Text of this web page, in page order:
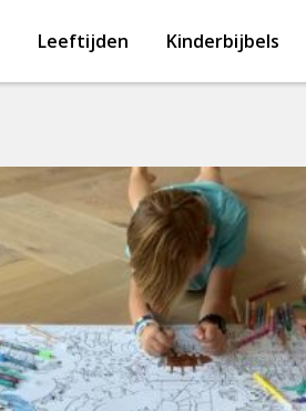
Leeftijden Kinderbijbels